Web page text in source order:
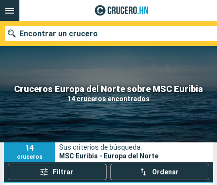
Cruceros Europa del Norte sobre MSC Euribia
14 cruceros encontrados
Encontrar un crucero
Nuestros destinos
Fecha de salida
Puertos Compañías
Buscar
14
cruceros
Sus criterios de búsqueda:
MSC Euribia - Europa del Norte
Filtrar Ordenar